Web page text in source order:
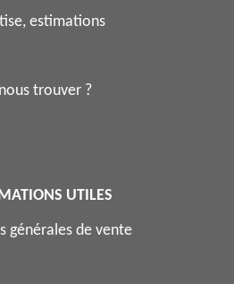
estimations
trouver ?
UTILES
générales de vente